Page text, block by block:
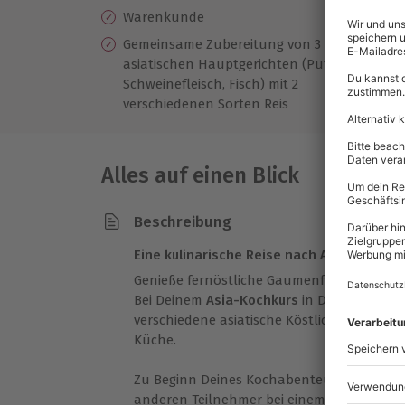
Warenkunde
Gemeinsame Zubereitung von 3
asiatischen Hauptgerichten (Pute,
Schweinefleisch, Fisch) mit 2
verschiedenen Sorten Reis
Alles auf einen Blick
Beschreibung
Eine kulinarische Reise nach Asien
Genieße fernöstliche Gaumenfreuden aus
Bei Deinem Asia-Kochkurs in Darmstadt
verschiedene asiatische Köstlichkeiten zu
Küche.
Zu Beginn Deines Kochabenteuers lernst
anderen Teilnehmer bei einem